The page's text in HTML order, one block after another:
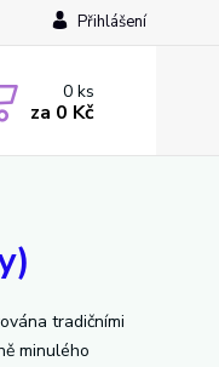
Přihlášení
0ks
za 0 Kč
tradičními
minulého